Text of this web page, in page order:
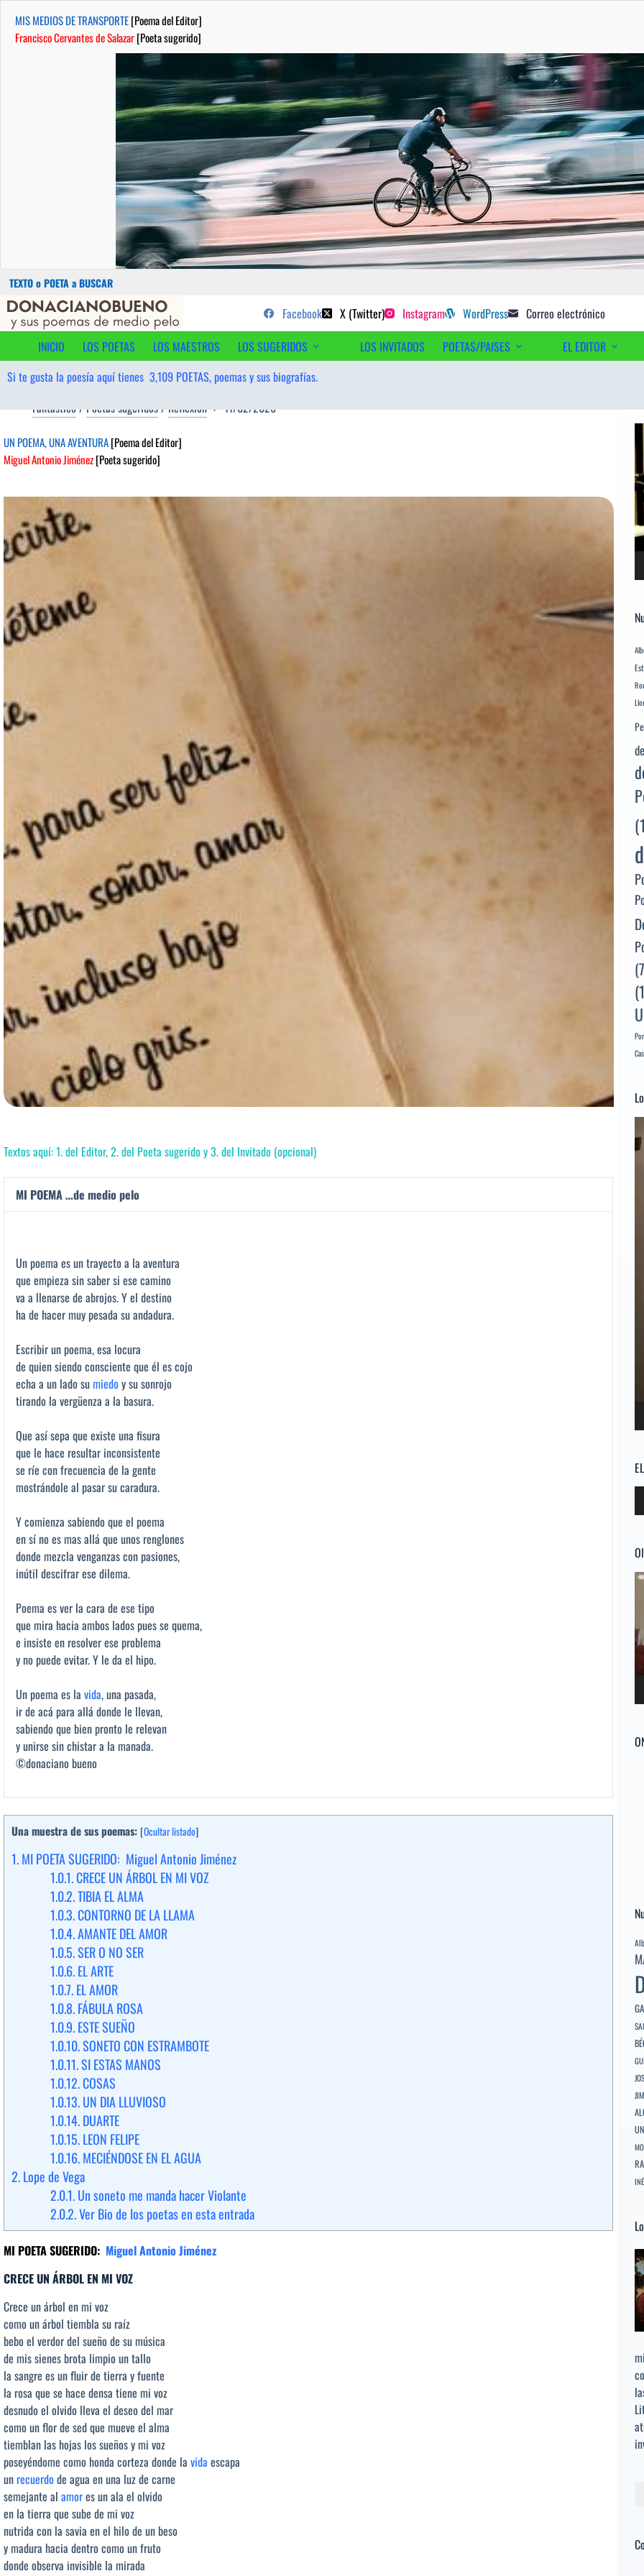
MIS MEDIOS DE TRANSPORTE[Poema del Editor]
Francisco Cervantes de Salazar[Poeta sugerido]
Buscar:
Saltar
contenido
...sus poemas de medio pelo y poetas sugeridos
Facebook X (Twitter) Instagram WordPress Correo electrónico
INICIO
LOS POETAS LOS MAESTROS LOS SUGERIDOS LOS INVITADOS POETAS/PAISES EL EDITOR
Si te gusta la poesía aquí tienes 3,109 POETAS, poemas y sus biografías.
Fantástico/Poetas sugeridos/Reflexión 11/02/2026
UN POEMA, UNA AVENTURA[Poema del Editor]
Miguel Antonio Jiménez[Poeta sugerido]
Textos aquí: 1. del Editor, 2. del Poeta sugerido y 3. del Invitado (opcional)
MI POEMA …de medio pelo
Un poema es un trayecto a la aventura
que empieza sin saber si ese camino
va a llenarse de abrojos. Y el destino
ha de hacer muy pesada su andadura.
Escribir un poema, esa locura
de quien siendo consciente que él es cojo
echa a un lado sumiedo y su sonrojo
tirando la vergüenza a la basura.
Que así sepa que existe una fisura
que le hace resultar inconsistente
se ríe con frecuencia de la gente
mostrándole al pasar su caradura.
Y comienza sabiendo que el poema
en sí no es mas allá que unos renglones
donde mezcla venganzas con pasiones,
inútil descifrar ese dilema.
Poema es ver la cara de ese tipo
que mira hacia ambos lados pues se quema,
e insiste en resolver ese problema
y no puede evitar. Y le da el hipo.
Un poema es la vida, una pasada,
ir de acá para allá donde le llevan,
sabiendo que bien pronto le relevan
y unirse sin chistar a la manada.
©donaciano bueno
Una muestra de sus poemas: [Ocultar listado]
1.MI POETA SUGERIDO: Miguel Antonio Jiménez
1.0.1.CRECE UN ÁRBOL EN MI VOZ
1.0.2.TIBIA EL ALMA
1.0.3.CONTORNO DE LA LLAMA
1.0.4.AMANTE DEL AMOR
1.0.5.SER O NO SER
1.0.6.EL ARTE
1.0.7.EL AMOR
1.0.8.FÁBULA ROSA
1.0.9.ESTE SUEÑO
1.0.10.SONETO CON ESTRAMBOTE
1.0.11.SI ESTAS MANOS
1.0.12.COSAS
1.0.13.UN DIA LLUVIOSO
1.0.14.DUARTE
1.0.15.LEON FELIPE
1.0.16.MECIÉNDOSE EN EL AGUA
2.Lope de Vega
2.0.1.Un soneto me manda hacer Violante
2.0.2.Ver Bio de los poetas en esta entrada
MI POETA SUGERIDO: Miguel Antonio Jiménez
CRECE UN ÁRBOL EN MI VOZ
Crece un árbol en mi voz
como un árbol tiembla su raíz
bebo el verdor del sueño de su música
de mis sienes brota limpio un tallo
la sangre es un fluir de tierra y fuente
la rosa que se hace densa tiene mi voz
desnudo el olvido lleva el deseo del mar
como un flor de sed que mueve el alma
tiemblan las hojas los sueños y mi voz
poseyéndome como honda corteza donde la vida escapa
un recuerdo de agua en una luz de carne
semejante al amores un ala el olvido
en la tierra que sube de mi voz
nutrida con la savia en el hilo de un beso
y madura hacia dentro como un fruto
donde observa invisible la mirada
de
de
de